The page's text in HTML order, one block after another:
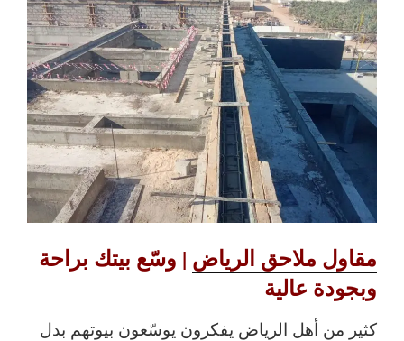
مقاول ملاحق الرياض | وسّع بيتك براحة
وبجودة عالية
كثير من أهل الرياض يفكرون يوسّعون بيوتهم بدل